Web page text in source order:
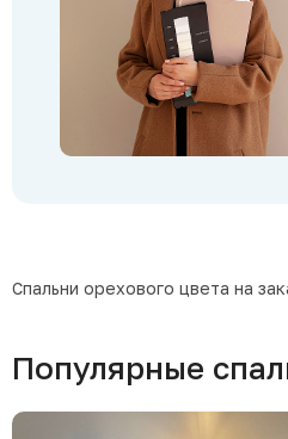
Спальни орехового цвета на
Популярные